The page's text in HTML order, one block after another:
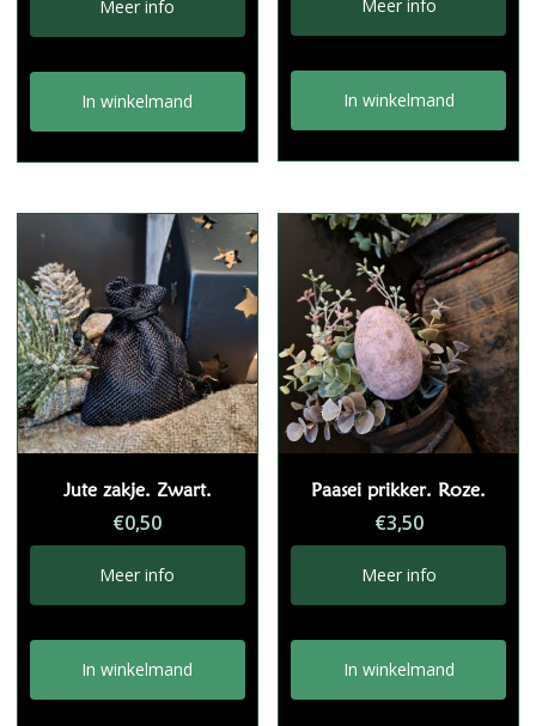
€5,95.€2,95.
Meer info
In winkelmand
Meer info
In winkelmand
Jute zakje. Zwart.
€0,50
Meer info
In winkelmand
Paasei prikker. Roze.
€3,50
Meer info
In winkelmand